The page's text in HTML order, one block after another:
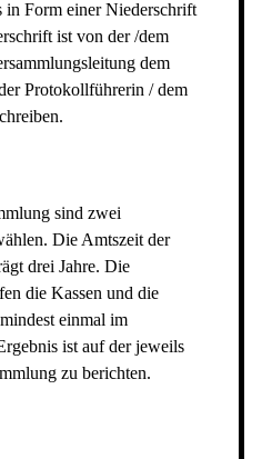
in Form einer Niederschrift
ist von der /dem
dem
Protokollführerin / dem
sind zwei
Die Amtszeit der
drei Jahre. Die
die Kassen und die
einmal im
ist auf der jeweils
zu berichten.